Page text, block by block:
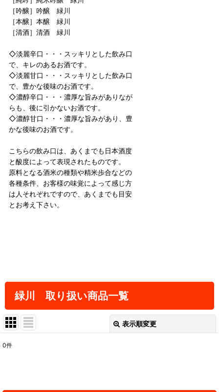
［吟醸］吟醸 緑川
［本醸］本醸 緑川
［清酒］清酒 緑川
◇淡麗辛口・・・スッキリとした飲み口
で、キレのあるお酒です。
◇淡麗甘口・・・スッキリとした飲み口
で、豊かな後味のお酒です。
◇濃醇辛口・・・濃厚な旨みがありなが
らも、後に引かないお酒です。
◇濃醇甘口・・・濃厚な旨みがあり、豊
かな後味のお酒です。
こちらの飲み口は、あくまでも日本酒度
と酸度によって表現されたものです。
原料となる酒米の種類や精米歩合などの
各種条件、お客様の味覚によって感じ方
は人それぞれですので、あくまでも目安
とお考え下さい。
緑川 取り扱い商品一覧
表示順変更
0件